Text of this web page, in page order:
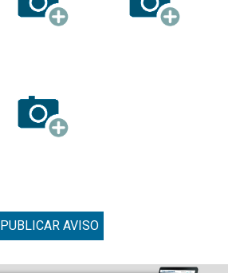
PUBLICAR AVISO